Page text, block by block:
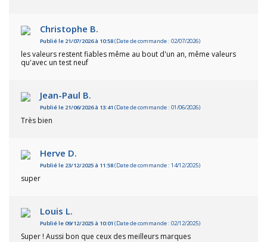
Christophe B.
Publié le 21/07/2026 à 10:58(Date de commande : 02/07/2026)
les valeurs restent fiables même au bout d'un an, même valeurs
qu'avec un test neuf
Jean-Paul B.
Publié le 21/06/2026 à 13:41 (Date de commande : 01/06/2026)
Très bien
Herve D.
Publié le 23/12/2025 à 11:58(Date de commande : 14/12/2025)
super
Louis L.
Publié le 09/12/2025 à 10:01 (Date de commande : 02/12/2025)
Super ! Aussi bon que ceux des meilleurs marques